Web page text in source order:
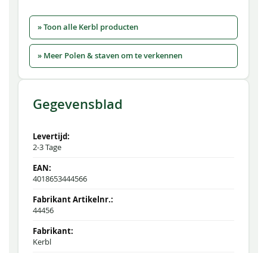
» Toon alle Kerbl producten
» Meer Polen & staven om te verkennen
Gegevensblad
2-3 Tage
4018653444566
44456
Kerbl